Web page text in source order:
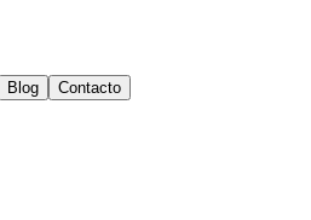
Blog Contacto